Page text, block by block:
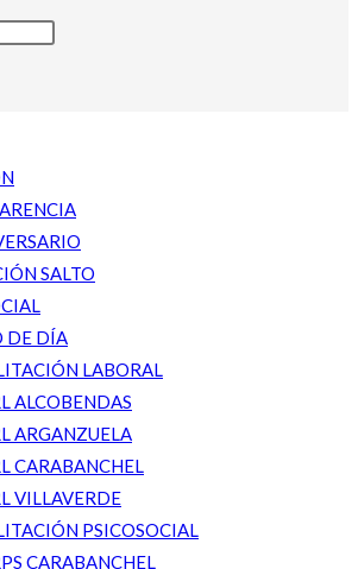
SALTO
DE DÍA
LABORAL
ALCOBENDAS
ARGANZUELA
CARABANCHEL
VILLAVERDE
PSICOSOCIAL
CARABANCHEL